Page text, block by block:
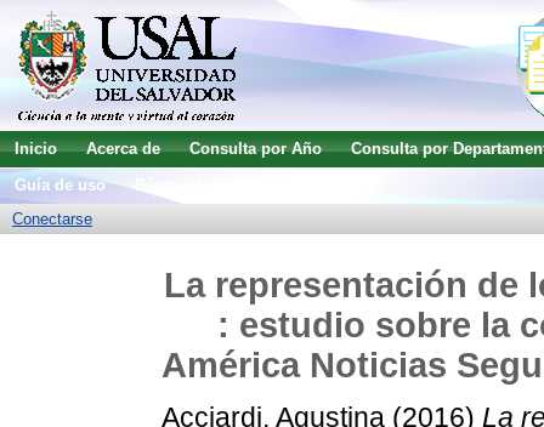
Inicio Acerca de Consulta por Año
Consulta por
Guía de uso
Conectarse
La representación de
: estudio sobre la
América Noticias
Acciardi, Agustina (2016) La